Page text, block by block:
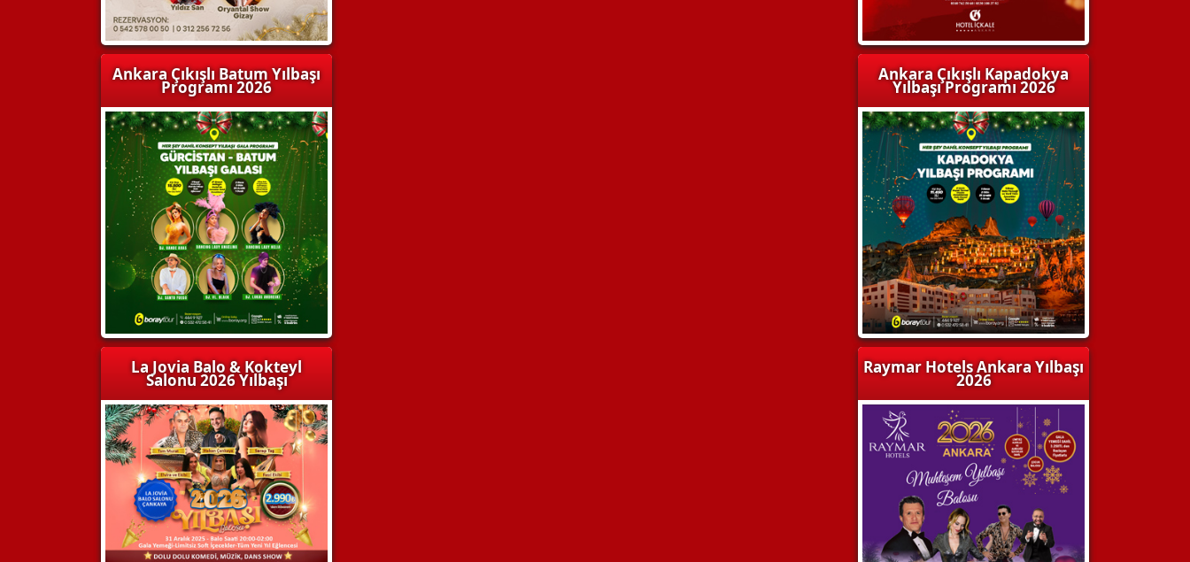
Ankara Çıkışlı Batum Yılbaşı
Programı 2026
La Jovia Balo & Kokteyl
Salonu 2026 Yılbaşı
Ankara Çıkışlı Kapadokya
Yılbaşı Programı 2026
Raymar Hotels Ankara Yılbaşı
2026